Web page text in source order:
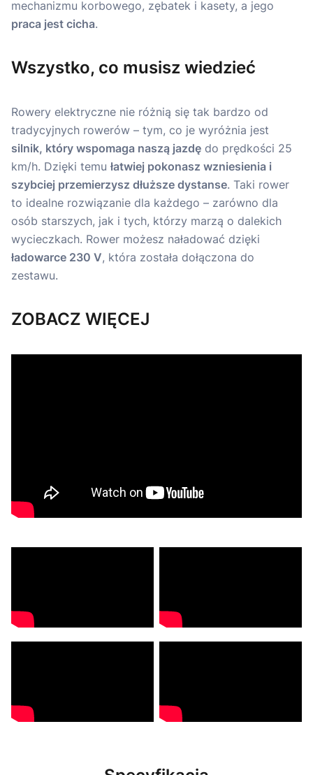
mechanizmu korbowego, zębatek i kasety, a jego
praca jest cicha.
Wszystko, co musisz wiedzieć
Rowery elektryczne nie różnią się tak bardzo od
tradycyjnych rowerów – tym, co je wyróżnia jest
silnik, który wspomaga naszą jazdę do prędkości 25
km/h. Dzięki temu łatwiej pokonasz wzniesienia i
szybciej przemierzysz dłuższe dystanse. Taki rower
to idealne rozwiązanie dla każdego – zarówno dla
osób starszych, jak i tych, którzy marzą o dalekich
wycieczkach. Rower możesz naładować dzięki
ładowarce 230 V, która została dołączona do
zestawu.
ZOBACZ WIĘCEJ